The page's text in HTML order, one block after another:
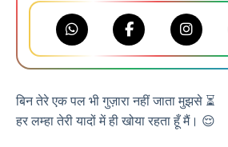
बिन तेरे एक पल भी गुज़ारा नहीं जाता मुझसे ⏳
हर लम्हा तेरी यादों में ही खोया रहता हूँ मैं। 😌